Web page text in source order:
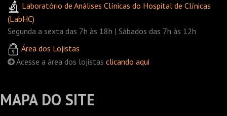
Laboratório de Análises Clínicas do Hospital de Clínicas
(LabHC)
Segunda a sexta das 7h às 18h | Sábados das 7h às 12h
Área dos Lojistas
Acesse a área dos lojistas clicando aqui
MAPA DO SITE